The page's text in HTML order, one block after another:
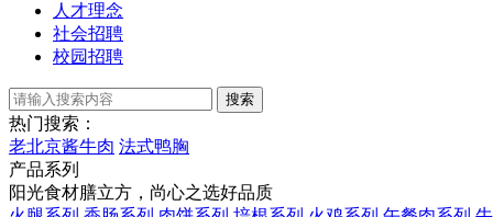
人才理念
社会招聘
校园招聘
搜索
热门搜索：
老北京酱牛肉 法式鸭胸
产品系列
阳光食材膳立方，尚心之选好品质